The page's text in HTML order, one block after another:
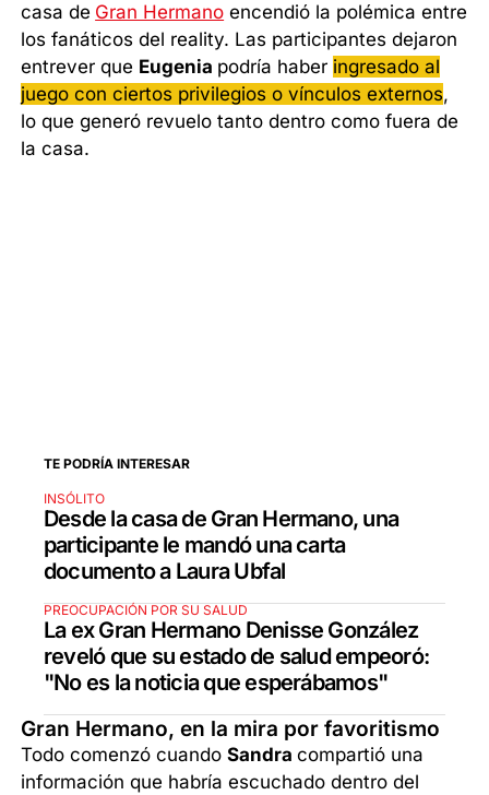
casa de Gran Hermano encendió la polémica entre
los fanáticos del reality. Las participantes dejaron
entrever que Eugenia podría haber ingresado al
juego con ciertos privilegios o vínculos externos,
lo que generó revuelo tanto dentro como fuera de
la casa.
TE PODRÍA INTERESAR
INSÓLITO
Desde la casa de Gran Hermano, una
participante le mandó una carta
documento a Laura Ubfal
PREOCUPACIÓN POR SU SALUD
La ex Gran Hermano Denisse González
reveló que su estado de salud empeoró:
"No es la noticia que esperábamos"
Gran Hermano, en la mira por favoritismo
Todo comenzó cuandoSandracompartió una
información que habría escuchado dentro del